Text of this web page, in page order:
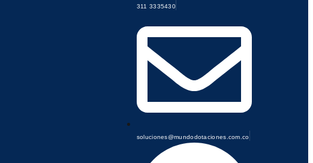
311 3335430
soluciones@mundodotaciones.com.co